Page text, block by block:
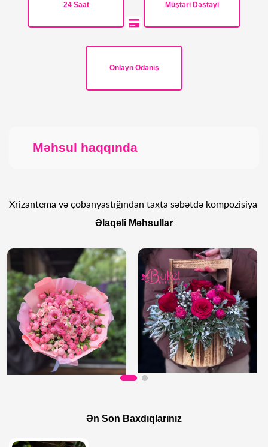
24 Saat Müştəri Dəstəyi
Onlayn Ödəniş
Məhsul haqqında
Xrizantema və çobanyastığından taxta səbətdə kompozisiya
Əlaqəli Məhsullar
Qızılgül Buketi Qutuda Qızılgüllər
Ən Son Baxdıqlarınız